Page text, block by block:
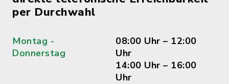
per Durchwahl
Montag -
Donnerstag
08:00 Uhr – 12:00
Uhr
14:00 Uhr – 16:00
Uhr